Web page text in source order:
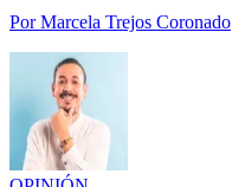
PorMarcela Trejos Coronado